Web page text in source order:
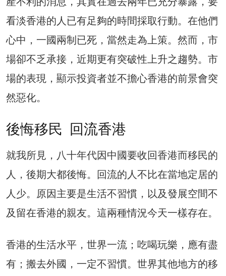
看淡香港的人已有足夠的時間採取行動。在他們
心中，一國兩制已死，當然走為上策。然而，市
場卻不乏承接，近期更有突破性上升之趨勢。市
場的表現，顯示投資者並不擔心香港的前景會突
然惡化。
後悔移民 回流香港
就我所見，八十年代因中國要收回香港而移民的
人，後期大都後悔。回流的人不比在當地定居的
人少。原因主要是生活不習慣，以及發展空間不
及留在香港的親友。這兩種情況今天一樣存在。
香港的生活水平，世界一流；吃喝玩樂，應有盡
有；搬去外國，一定不習慣。世界其他地方的移